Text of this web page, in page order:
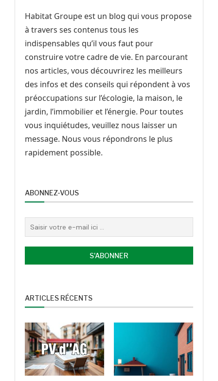
Habitat Groupe est un blog qui vous propose
à travers ses contenus tous les
indispensables qu’il vous faut pour
construire votre cadre de vie. En parcourant
nos articles, vous découvrirez les meilleurs
des infos et des conseils qui répondent à vos
préoccupations sur l’écologie, la maison, le
jardin, l’immobilier et l’énergie. Pour toutes
vous inquiétudes, veuillez nous laisser un
message. Nous vous répondrons le plus
rapidement possible.
ABONNEZ-VOUS
ARTICLES RÉCENTS